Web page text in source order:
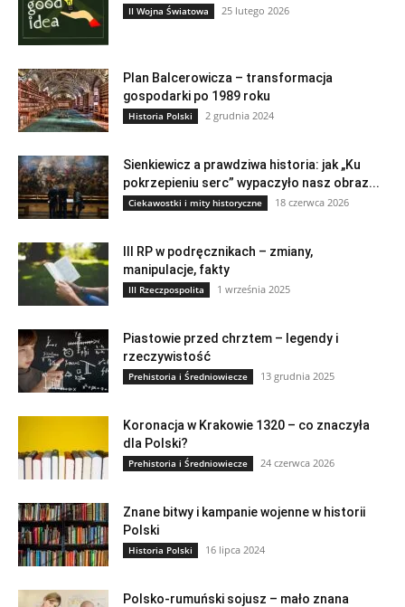
II Wojna Światowa 25 lutego 2026
Plan Balcerowicza – transformacja
gospodarki po 1989 roku
Historia Polski 2 grudnia 2024
Sienkiewicz a prawdziwa historia: jak „Ku
pokrzepieniu serc” wypaczyło nasz obraz...
Ciekawostki i mity historyczne 18 czerwca 2026
III RP w podręcznikach – zmiany,
manipulacje, fakty
III Rzeczpospolita 1 września 2025
Piastowie przed chrztem – legendy i
rzeczywistość
Prehistoria i Średniowiecze 13 grudnia 2025
Koronacja w Krakowie 1320 – co znaczyła
dla Polski?
Prehistoria i Średniowiecze 24 czerwca 2026
Znane bitwy i kampanie wojenne w historii
Polski
Historia Polski 16 lipca 2024
Polsko-rumuński sojusz – mało znana